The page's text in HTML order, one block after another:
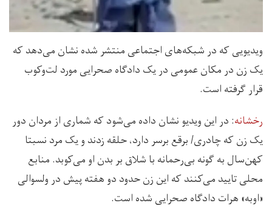
ویدیویی که در شبکه‌های اجتماعی منتشر شده نشان می‌دهد که
یک زن در مکان عمومی در یک دادگاه صحرایی مورد لت‌وکوب
قرار گرفته است.
رخشانه: در این ویدیو نشان داده می‌شود که شماری از مردان دور
یک زن که چادری/ برقع برسر دارد، حلقه‌ زدند و یک مرد نسبتا
کهن‌سال به گونه بی‌رحمانه با شلاق بر بدن او می‌کوبد. منابع
محلی تایید می‌کنند که این زن حدود دو هفته پیش در ولسوالی
«اوبه» هرات دادگاه صحرایی شده است.